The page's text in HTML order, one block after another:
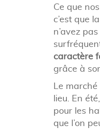
Ce que
c’est que
n’avez
caractère
grâce à
Le
lieu. En
pour les
que l’on